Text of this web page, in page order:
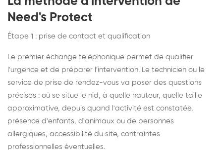
Need's Protect
Étape 1 : prise de contact et qualification
Le premier échange téléphonique permet de qualifier
l'urgence et de préparer l'intervention. Le technicien ou le
service de prise de rendez-vous va poser des questions
précises : où se situe le nid, à quelle hauteur, quelle taille
approximative, depuis quand l'activité est constatée,
présence d'enfants, d'animaux ou de personnes
allergiques, accessibilité du site, contraintes
professionnelles éventuelles.